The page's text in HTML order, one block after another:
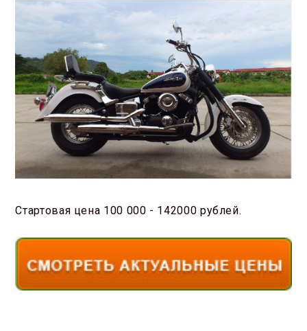
Стартовая цена 100 000 - 142000 рублей.